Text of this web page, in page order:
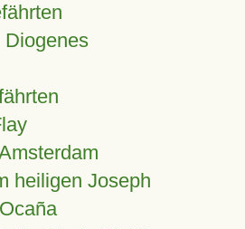
Diogenes
heiligen Joseph